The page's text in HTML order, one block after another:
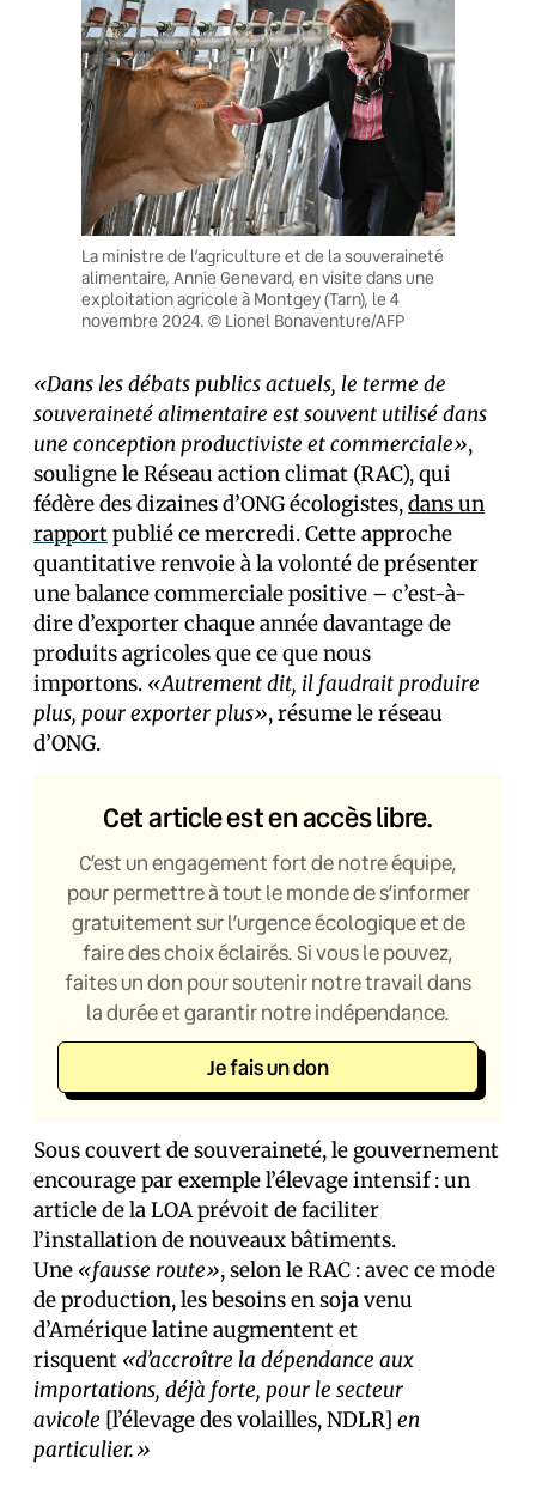
La ministre de l’agriculture et de la souveraineté
alimentaire, Annie Genevard, en visite dans une
exploitation agricole à Montgey (Tarn), le 4
novembre 2024. © Lionel Bonaventure/AFP
«Dans les débats publics actuels, le terme de
souveraineté alimentaire est souvent utilisé dans
une conception productiviste et commerciale»,
souligne le Réseau action climat (RAC), qui
fédère des dizaines d’ONG écologistes,dans un
rapportpublié ce mercredi. Cette approche
quantitative renvoie à la volonté de présenter
une balance commerciale positive – c’est-à-
dire d’exporter chaque année davantage de
produits agricoles que ce que nous
importons. «Autrement dit, il faudrait produire
plus, pour exporter plus», résume le réseau
d’ONG.
Cet article est en accès libre.
C’est un engagement fort de notre équipe,
pour permettre à tout le monde de s’informer
gratuitement sur l’urgence écologique et de
faire des choix éclairés. Si vous le pouvez,
faites un don pour soutenir notre travail dans
la durée et garantir notre indépendance.
Je fais un don
Sous couvert de souveraineté, le gouvernement
encourage par exemple l’élevage intensif : un
article de la LOA prévoit de faciliter
l’installation de nouveaux bâtiments.
Une «fausse route», selon le RAC : avec ce mode
de production, les besoins en soja venu
d’Amérique latine augmentent et
risquent «d’accroître la dépendance aux
importations, déjà forte, pour le secteur
avicole [l’élevage des volailles, NDLR] en
particulier.»